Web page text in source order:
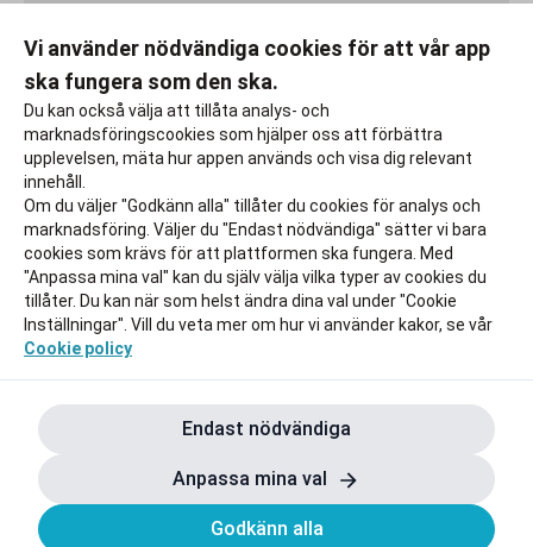
Rapportera ett problem
Vi använder nödvändiga cookies för att vår app
ska fungera som den ska.
Du kan också välja att tillåta analys- och
marknadsföringscookies som hjälper oss att förbättra
upplevelsen, mäta hur appen används och visa dig relevant
innehåll.
Om du väljer "Godkänn alla" tillåter du cookies för analys och
marknadsföring. Väljer du "Endast nödvändiga" sätter vi bara
cookies som krävs för att plattformen ska fungera. Med
"Anpassa mina val" kan du själv välja vilka typer av cookies du
tillåter. Du kan när som helst ändra dina val under "Cookie
Inställningar". Vill du veta mer om hur vi använder kakor, se vår
Cookie policy
Endast nödvändiga
Anpassa mina val
Godkänn alla